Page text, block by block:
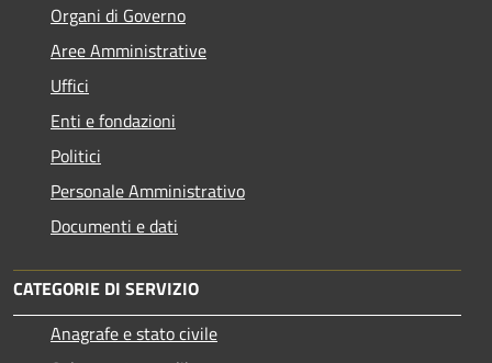
Organi di Governo
Aree Amministrative
Uffici
Enti e fondazioni
Politici
Personale Amministrativo
Documenti e dati
CATEGORIE DI SERVIZIO
Anagrafe e stato civile